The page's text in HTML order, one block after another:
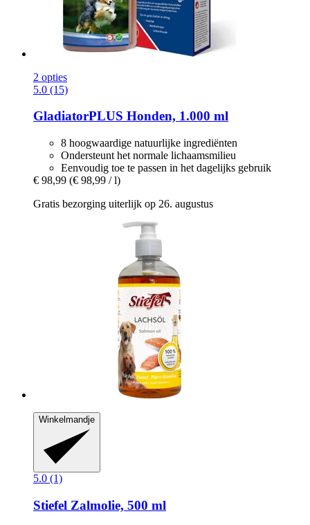
2 opties
5.0 (15)
GladiatorPLUS Honden, 1.000 ml
8 hoogwaardige natuurlijke ingrediënten
Ondersteunt het normale lichaamsmilieu
Eenvoudig toe te passen in het dagelijks gebruik
€ 98,99 (€ 98,99 / l)
Gratis bezorging uiterlijk op 26. augustus
Winkelmandje
5.0 (1)
Stiefel Zalmolie, 500 ml